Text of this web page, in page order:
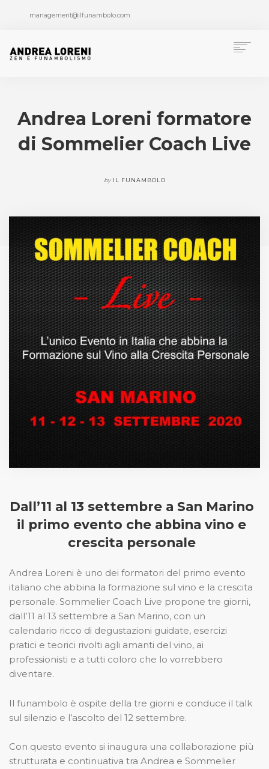
management@ilfunambolo.com
Formazione
Pubblicazioni
Contatti
Andrea Loreni formatore
di Sommelier Coach Live
by IL FUNAMBOLO
Dall’11 al 13 settembre a San Marino
il primo evento che abbina vino e
crescita personale
Andrea Loreni è uno dei formatori del primo evento
italiano che abbina la formazione sul vino e la crescita
personale. Sommelier Coach Live propone tre giorni,
dall’11 al 13 settembre a San Marino, con un
calendario ricco di degustazioni guidate, esercizi
pratici e teorici rivolti agli amanti del vino, ai
professionisti e a tutti coloro che lo vorrebbero
diventare.
Il funambolo è ospite della tre giorni e conduce il talk
sul silenzio e l’ascolto del 12 settembre.
Con questo evento si inaugura una collaborazione più
strutturata e continuativa tra Andrea e Sommelier